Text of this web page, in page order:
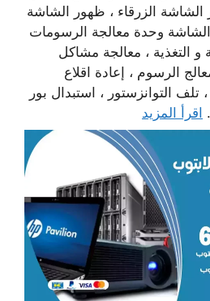
الزرقاء ، ظهور الشاشة
وحدة معالجة الرسومات
التغذية ، معالجة مشاكل
الرسوم ، إعادة اقلاع
التوانزستور ، استبدال بور
اقرأ المزيد